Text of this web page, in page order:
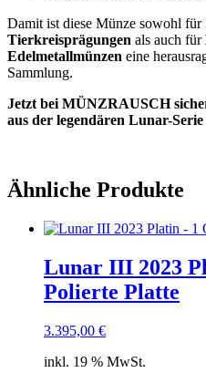
Damit ist diese Münze sowohl für
Tierkreisprägungen als auch für
Edelmetallmünzen eine
Sammlung.
Jetzt bei MÜNZRAUSCH
aus der legendären Lunar-
Ähnliche Produkte
Lunar III 2023
Polierte Platte
3.395,00 €
inkl. 19 % MwSt.